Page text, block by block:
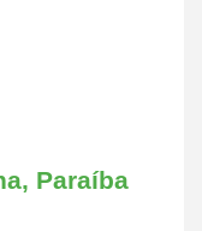
Paraíba